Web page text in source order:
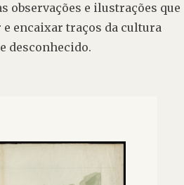
observações e ilustrações que
encaixar traços da cultura
desconhecido.